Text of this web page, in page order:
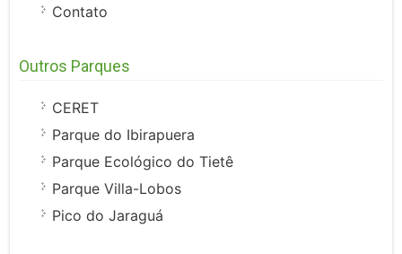
Contato
Outros Parques
CERET
Parque do Ibirapuera
Parque Ecológico do Tietê
Parque Villa-Lobos
Pico do Jaraguá